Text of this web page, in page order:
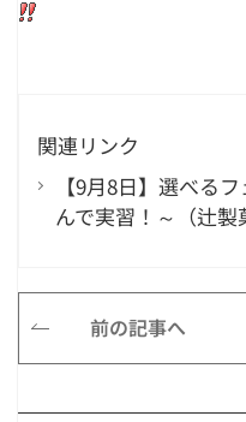
関連リンク
【9月8日】選べる
んで実習！～（辻製
前の記事へ